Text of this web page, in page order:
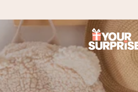
Objednejte dnes, odešleme
Váš dárek vytvoříme s láskou a
abyste ho mohli darovat právě v tu